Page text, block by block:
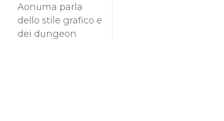
Aonuma parla
dello stile grafico e
dei dungeon